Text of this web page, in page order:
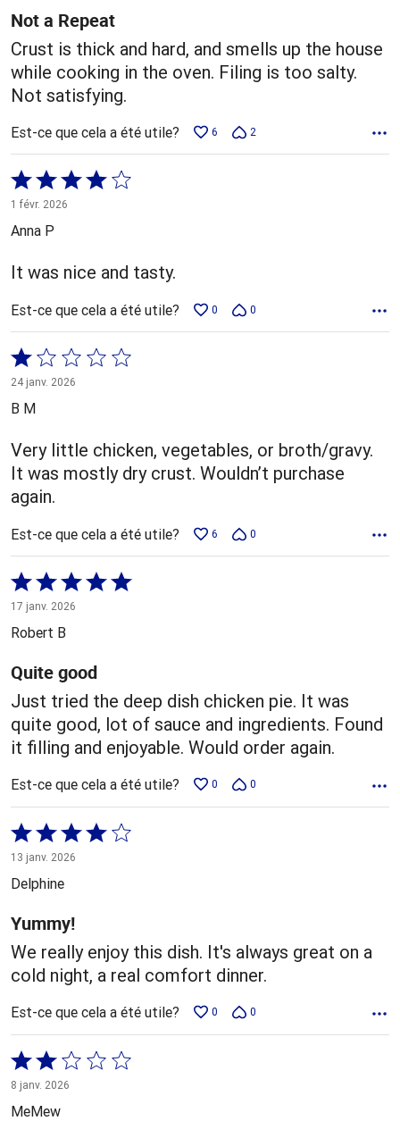
Not a Repeat
Crust is thick and hard, and smells up the house
while cooking in the oven. Filing is too salty.
Not satisfying.
Est-ce que cela a été utile? 6 2
Coté
4 sur
5
1 févr. 2026
Anna P
It was nice and tasty.
Est-ce que cela a été utile? 0 0
Coté
1 sur
5
24 janv. 2026
B M
Very little chicken, vegetables, or broth/gravy.
It was mostly dry crust. Wouldn’t purchase
again.
Est-ce que cela a été utile? 6 0
Coté
5 sur
5
17 janv. 2026
Robert B
Quite good
Just tried the deep dish chicken pie. It was
quite good, lot of sauce and ingredients. Found
it filling and enjoyable. Would order again.
Est-ce que cela a été utile? 0 0
Coté
4 sur
5
13 janv. 2026
Delphine
Yummy!
We really enjoy this dish. It's always great on a
cold night, a real comfort dinner.
Est-ce que cela a été utile? 0 0
Coté
2 sur
5
8 janv. 2026
MeMew